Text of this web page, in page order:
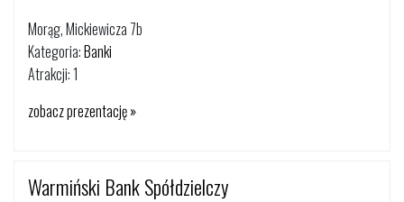
Morąg, Mickiewicza 7b
Kategoria:Banki
Atrakcji: 1
zobacz prezentację »
Warmiński Bank Spółdzielczy